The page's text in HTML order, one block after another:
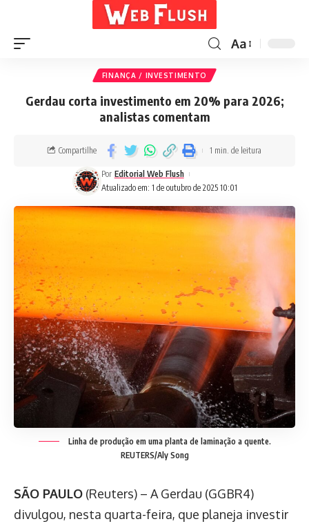
Aa
FINANÇA / INVESTIMENTO
Gerdau corta investimento em 20% para 2026;
analistas comentam
Atualizado em: 1 de outubro de 2025 10:01
Por Editorial Web Flush
Compartilhe 1 min. de leitura
Linha de produção em uma planta de laminação a quente.
REUTERS/Aly Song
SÃO PAULO (Reuters) – A Gerdau (GGBR4)
divulgou, nesta quarta-feira, que planeja investir